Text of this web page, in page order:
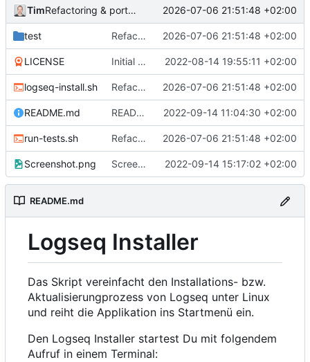
Tim Refactoring & portable Testpfade 2026-07-06 21:51:48 +02:00
test Refactoring & portable Testpfade 2026-07-06 21:51:48 +02:00
LICENSE Initial commit 2022-08-14 19:55:11 +02:00
logseq-install.sh Refactoring & portable Testpfade 2026-07-06 21:51:48 +02:00
README.md README um Hinweis auf symbolischen Link ergänzt 2022-09-14 11:04:30 +02:00
run-tests.sh Refactoring & portable Testpfade 2026-07-06 21:51:48 +02:00
Screenshot.png Screenshot erneuert 2022-09-14 15:17:02 +02:00
README.md
Logseq Installer
Das Skript vereinfacht den Installations- bzw.
Aktualisierungprozess von Logseq unter Linux
und reiht die Applikation ins Startmenü ein.
Den Logseq Installer startest Du mit folgendem
Aufruf in einem Terminal: